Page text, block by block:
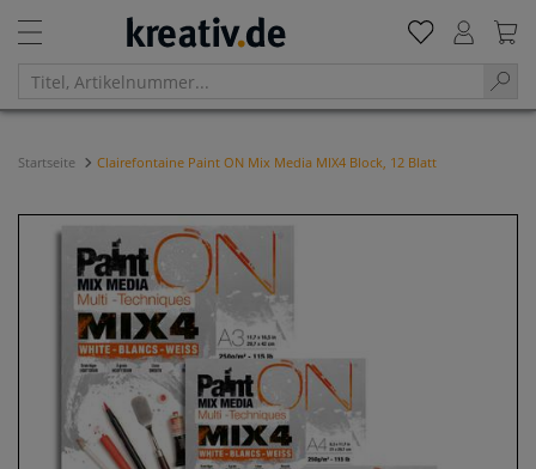
Startseite Clairefontaine Paint ON Mix Media MIX4 Block, 12 Blatt